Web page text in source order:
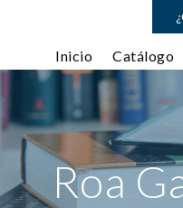
Inicio Catálogo
Roa